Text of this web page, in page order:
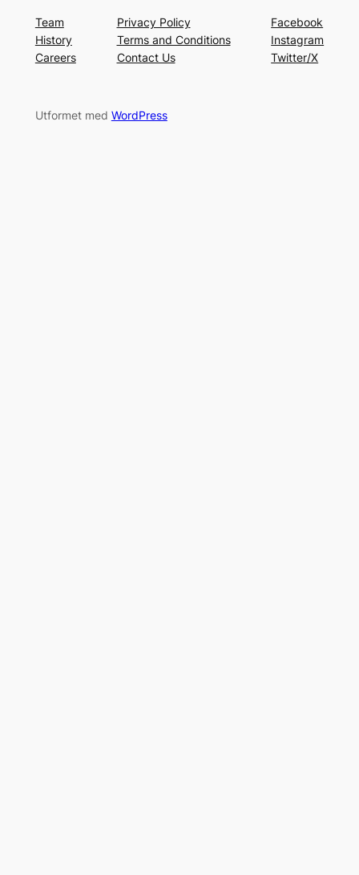
Team
History
Careers
Privacy Policy
Terms and Conditions
Contact Us
Facebook
Instagram
Twitter/X
Utformet med WordPress